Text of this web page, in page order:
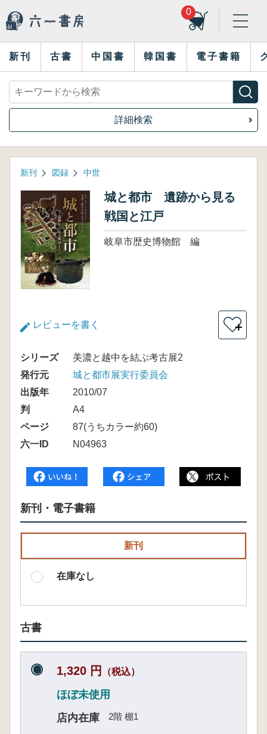
0
新刊 古書 中国書 韓国書 電子書籍
詳細検索
新刊 図録 中世
城と都市 遺跡から見る
戦国と江戸
岐阜市歴史博物館 編
レビューを書く ＋
シリーズ
美濃と越中を結ぶ考古展2
発行元
城と都市展実行委員会
出版年
2010/07
判
A4
ページ
87(うちカラー約60)
六一ID
N04963
新刊・電子書籍
新刊
在庫なし
古書
1,320 円 （税込）
ほぼ未使用
店内在庫
2階 棚1